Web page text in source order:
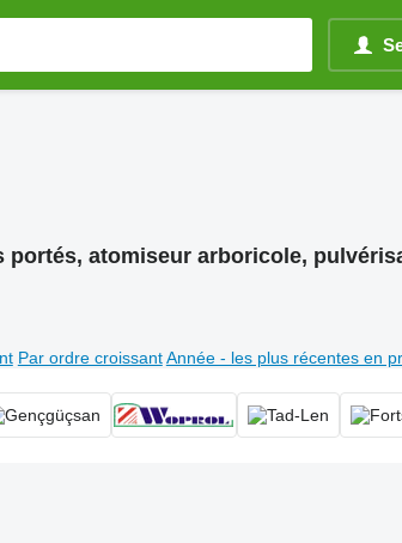
portés, atomiseur arboricole,
Par ordre croissant Année - les plus récentes en